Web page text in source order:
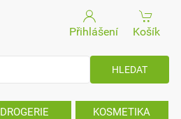
Přihlášení Košík
DROGERIE KOSMETIKA